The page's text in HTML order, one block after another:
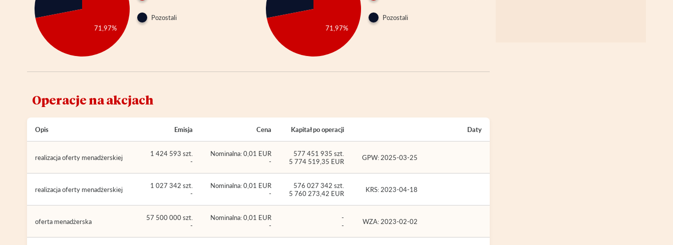
71,97%
Pozostali
71,97%
Pozostali
Operacje na akcjach
Opis Emisja Cena Kapitał po operacji Daty
realizacja oferty menadżerskiej
1 424 593 szt.
-
Nominalna: 0,01 EUR
-
577 451 935 szt.
5 774 519,35 EUR
GPW: 2025-03-25
realizacja oferty menadżerskiej
1 027 342 szt.
-
Nominalna: 0,01 EUR
-
576 027 342 szt.
5 760 273,42 EUR
KRS: 2023-04-18
oferta menadżerska
57 500 000 szt.
-
Nominalna: 0,01 EUR
-
-
-
WZA: 2023-02-02